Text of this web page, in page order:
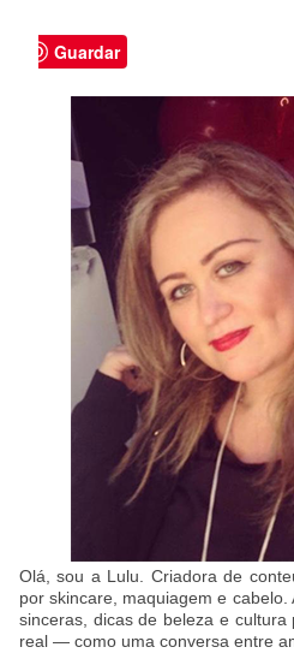
Guardar
Olá, sou a Lulu. Criadora de
por skincare, maquiagem e
sinceras, dicas de beleza e
real — como uma conversa entre